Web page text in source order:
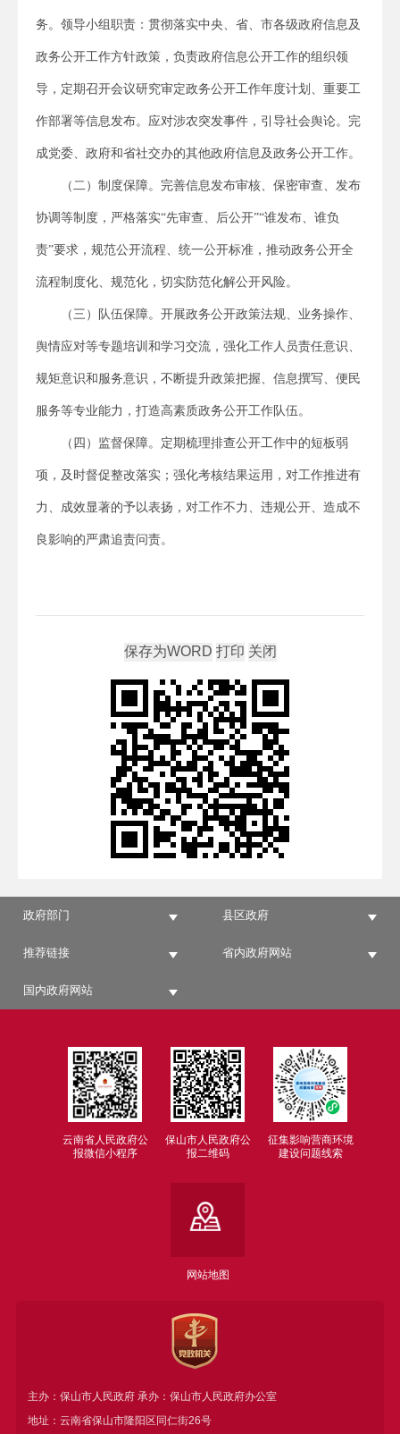
务。领导小组职责：贯彻落实中央、省、市各级政府信息及
政务公开工作方针政策，负责政府信息公开工作的组织领
导，定期召开会议研究审定政务公开工作年度计划、重要工
作部署等信息发布。应对涉农突发事件，引导社会舆论。完
成党委、政府和省社交办的其他政府信息及政务公开工作。
（二）制度保障。完善信息发布审核、保密审查、发布
协调等制度，严格落实“先审查、后公开”“谁发布、谁负
责”要求，规范公开流程、统一公开标准，推动政务公开全
流程制度化、规范化，切实防范化解公开风险。
（三）队伍保障。开展政务公开政策法规、业务操作、
舆情应对等专题培训和学习交流，强化工作人员责任意识、
规矩意识和服务意识，不断提升政策把握、信息撰写、便民
服务等专业能力，打造高素质政务公开工作队伍。
（四）监督保障。定期梳理排查公开工作中的短板弱
项，及时督促整改落实；强化考核结果运用，对工作推进有
力、成效显著的予以表扬，对工作不力、违规公开、造成不
良影响的严肃追责问责。
政府部门 县区政府
推荐链接 省内政府网站
国内政府网站
云南省人民政府公
报微信小程序
保山市人民政府公
报二维码
征集影响营商环境
建设问题线索
网站地图
主办：保山市人民政府 承办：保山市人民政府办公室
地址：云南省保山市隆阳区同仁街26号